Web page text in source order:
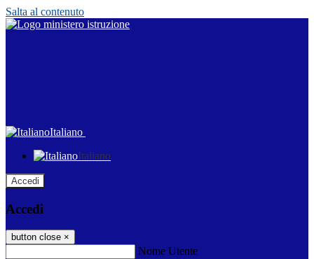
Salta al contenuto
Italiano
Italiano
Accedi
Accedi
button close ×
Nome Utente